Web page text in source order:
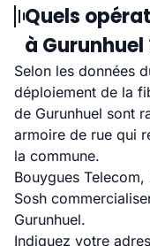
Quels
à Gurunhuel
Selon les données
déploiement de la
de Gurunhuel sont
armoire de rue qui
la commune.
Bouygues Telecom,
Sosh
Gurunhuel.
Indiquez votre